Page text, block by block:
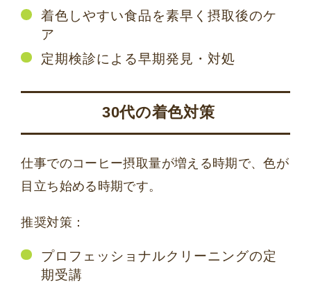
着色しやすい食品を素早く摂取後のケ
ア
定期検診による早期発見・対処
30代の着色対策
仕事でのコーヒー摂取量が増える時期で、色が
目立ち始める時期です。
推奨対策：
プロフェッショナルクリーニングの定
期受講